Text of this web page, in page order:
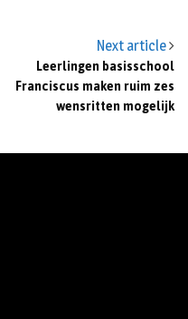
Next article
Leerlingen basisschool
Franciscus maken ruim zes
wensritten mogelijk